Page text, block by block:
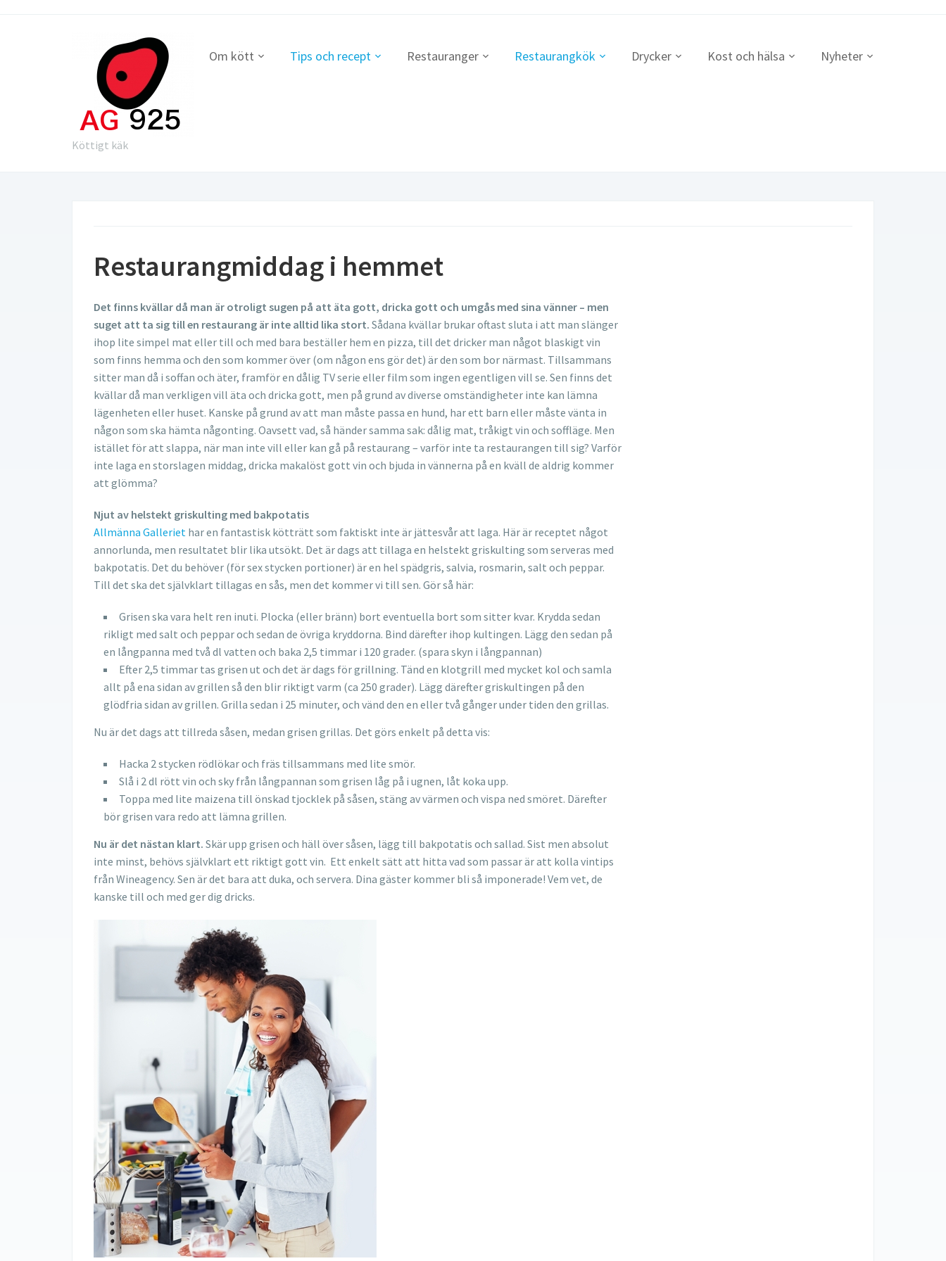
Köttigt käk
Om kött Tips och recept Restauranger Restaurangkök Drycker Kost och hälsa Nyheter
Restaurangmiddag i hemmet
Det finns kvällar då man är otroligt sugen på att äta gott, dricka gott och umgås med sina vänner – men
suget att ta sig till en restaurang är inte alltid lika stort. Sådana kvällar brukar oftast sluta i att man slänger
ihop lite simpel mat eller till och med bara beställer hem en pizza, till det dricker man något blaskigt vin
som finns hemma och den som kommer över (om någon ens gör det) är den som bor närmast. Tillsammans
sitter man då i soffan och äter, framför en dålig TV serie eller film som ingen egentligen vill se. Sen finns det
kvällar då man verkligen vill äta och dricka gott, men på grund av diverse omständigheter inte kan lämna
lägenheten eller huset. Kanske på grund av att man måste passa en hund, har ett barn eller måste vänta in
någon som ska hämta någonting. Oavsett vad, så händer samma sak: dålig mat, tråkigt vin och soffläge. Men
istället för att slappa, när man inte vill eller kan gå på restaurang – varför inte ta restaurangen till sig? Varför
inte laga en storslagen middag, dricka makalöst gott vin och bjuda in vännerna på en kväll de aldrig kommer
att glömma?
Njut av helstekt griskulting med bakpotatis
Allmänna Galleriet har en fantastisk kötträtt som faktiskt inte är jättesvår att laga. Här är receptet något
annorlunda, men resultatet blir lika utsökt. Det är dags att tillaga en helstekt griskulting som serveras med
bakpotatis. Det du behöver (för sex stycken portioner) är en hel spädgris, salvia, rosmarin, salt och peppar.
Till det ska det självklart tillagas en sås, men det kommer vi till sen. Gör så här:
Grisen ska vara helt ren inuti. Plocka (eller bränn) bort eventuella bort som sitter kvar. Krydda sedan
rikligt med salt och peppar och sedan de övriga kryddorna. Bind därefter ihop kultingen. Lägg den sedan på
en långpanna med två dl vatten och baka 2,5 timmar i 120 grader. (spara skyn i långpannan)
Efter 2,5 timmar tas grisen ut och det är dags för grillning. Tänd en klotgrill med mycket kol och samla
allt på ena sidan av grillen så den blir riktigt varm (ca 250 grader). Lägg därefter griskultingen på den
glödfria sidan av grillen. Grilla sedan i 25 minuter, och vänd den en eller två gånger under tiden den grillas.
Nu är det dags att tillreda såsen, medan grisen grillas. Det görs enkelt på detta vis:
Hacka 2 stycken rödlökar och fräs tillsammans med lite smör.
Slå i 2 dl rött vin och sky från långpannan som grisen låg på i ugnen, låt koka upp.
Toppa med lite maizena till önskad tjocklek på såsen, stäng av värmen och vispa ned smöret. Därefter
bör grisen vara redo att lämna grillen.
Nu är det nästan klart. Skär upp grisen och häll över såsen, lägg till bakpotatis och sallad. Sist men absolut
inte minst, behövs självklart ett riktigt gott vin. Ett enkelt sätt att hitta vad som passar är att kolla vintips
från Wineagency. Sen är det bara att duka, och servera. Dina gäster kommer bli så imponerade! Vem vet, de
kanske till och med ger dig dricks.